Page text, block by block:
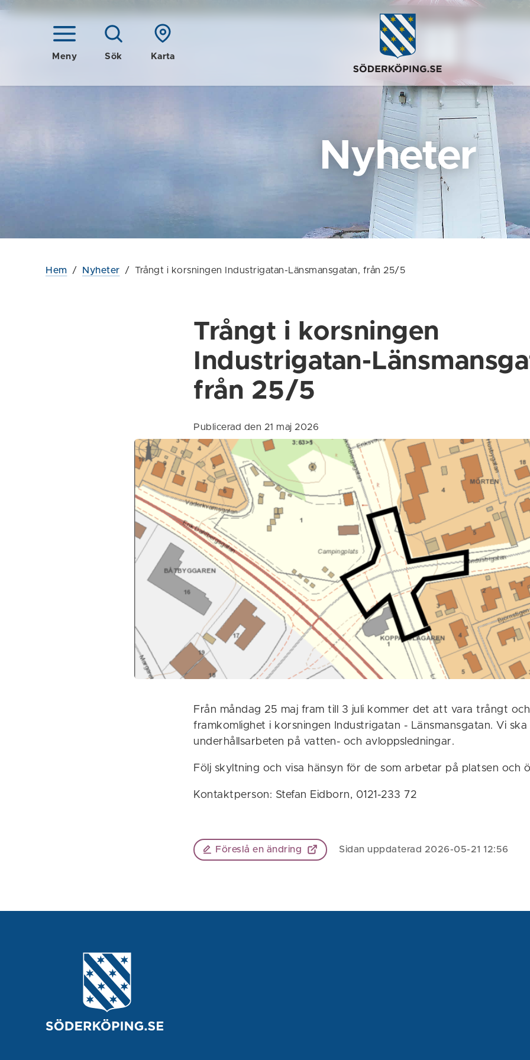
Meny Sök Karta
Nyheter
Hem / Nyheter / Trångt i korsningen Industrigatan-Länsmansgatan, från 25/5
Trångt i korsningen
Industrigatan-
från 25/5
Publicerad den 21 maj 2026
Från måndag 25 maj fram till 3 juli kommer det att vara trångt
framkomlighet i korsningen Industrigatan - Länsmansgatan. Vi
underhållsarbeten på vatten- och avloppsledningar.
Följ skyltning och visa hänsyn för de som arbetar på platsen och
Kontaktperson: Stefan Eidborn, 0121-233 72
Föreslå en ändring Sidan uppdaterad 2026-05-21 12:56